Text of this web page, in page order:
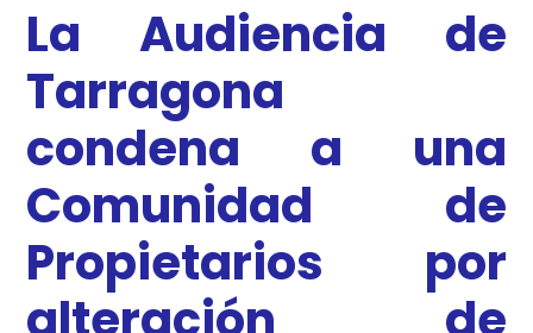
La Audiencia de
Tarragona
condena a una
Comunidad de
Propietarios por